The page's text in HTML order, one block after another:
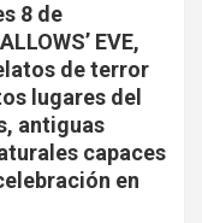
8 de
EVE,
de terror
lugares del
antiguas
capaces
en